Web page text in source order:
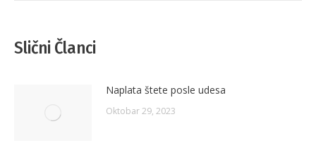
Slični Članci
Naplata štete posle udesa
Oktobar 29, 2023